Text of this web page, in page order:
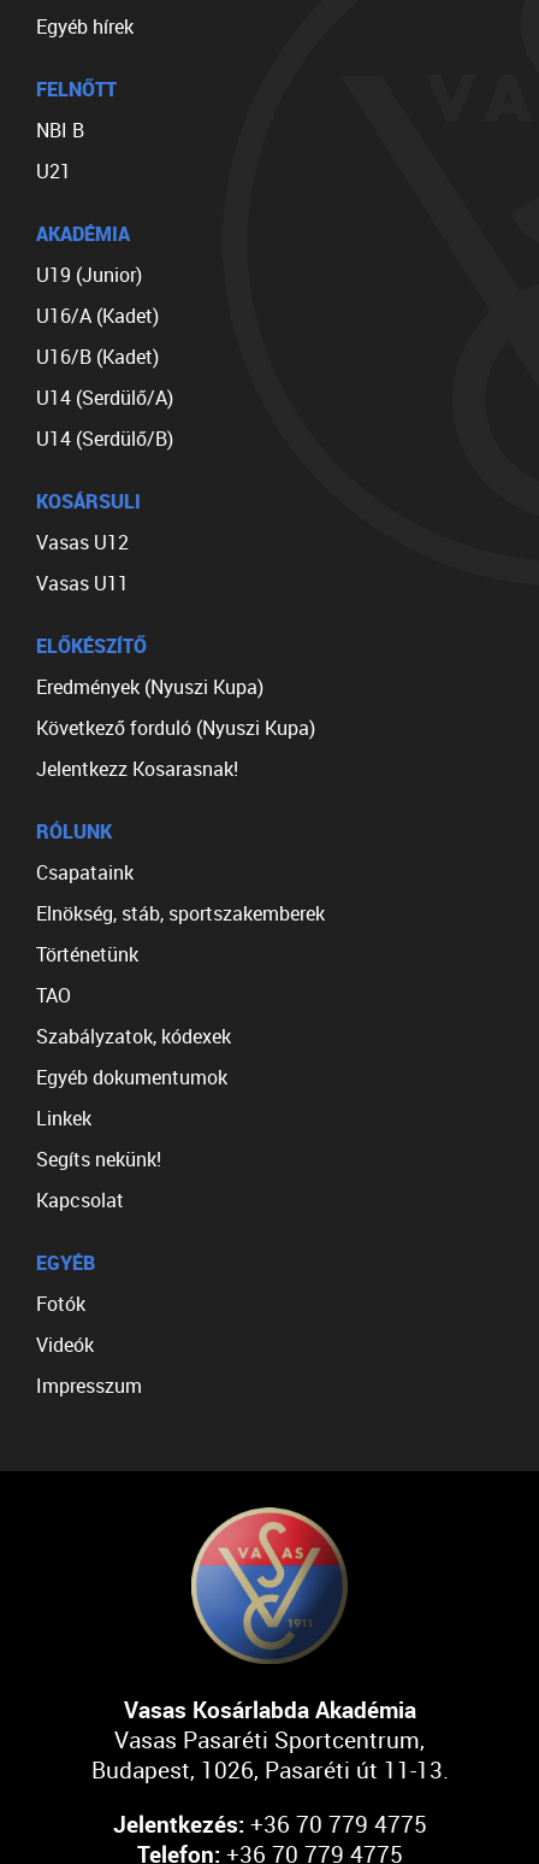
Egyéb hírek
FELNŐTT
NBI B
U21
AKADÉMIA
U19 (Junior)
U16/A (Kadet)
U16/B (Kadet)
U14 (Serdülő/A)
U14 (Serdülő/B)
KOSÁRSULI
Vasas U12
Vasas U11
ELŐKÉSZÍTŐ
Eredmények (Nyuszi Kupa)
Következő forduló (Nyuszi Kupa)
Jelentkezz Kosarasnak!
RÓLUNK
Csapataink
Elnökség, stáb, sportszakemberek
Történetünk
TAO
Szabályzatok, kódexek
Egyéb dokumentumok
Linkek
Segíts nekünk!
Kapcsolat
EGYÉB
Fotók
Videók
Impresszum
Vasas Kosárlabda Akadémia
Vasas Pasaréti Sportcentrum,
Budapest, 1026, Pasaréti út 11-13.
Jelentkezés: +36 70 779 4775
Telefon: +36 70 779 4775